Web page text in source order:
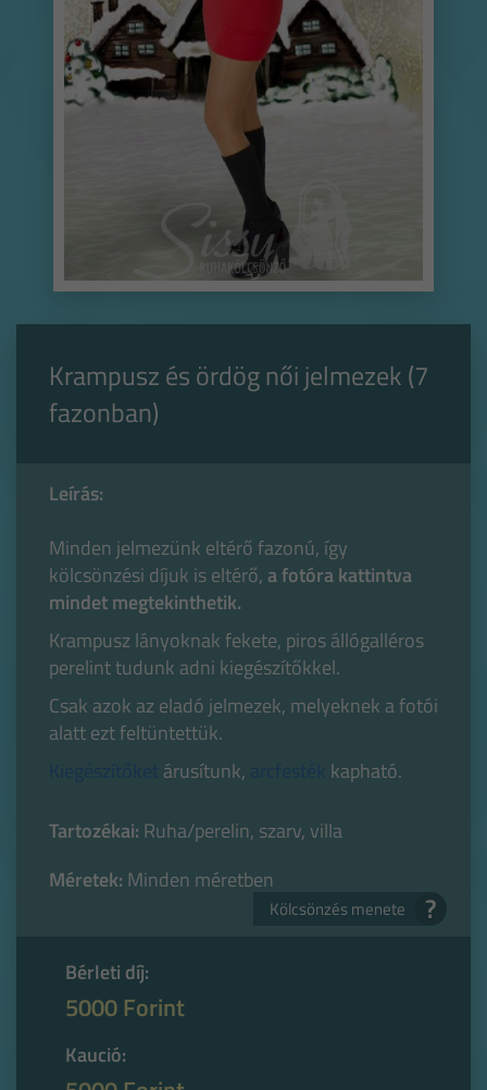
Krampusz és ördög női jelmezek (7
fazonban)
Leírás:
Minden jelmezünk eltérő fazonú, így
kölcsönzési díjuk is eltérő, a fotóra kattintva
mindet megtekinthetik.
Krampusz lányoknak fekete, piros állógalléros
perelint tudunk adni kiegészítőkkel.
Csak azok az eladó jelmezek, melyeknek a fotói
alatt ezt feltüntettük.
árusítunk, kapható.
Tartozékai: Ruha/perelin, szarv, villa
Méretek: Minden méretben
Kölcsönzés menete ?
Bérleti díj:
5000 Forint
Kaució: